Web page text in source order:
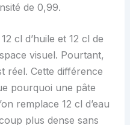
de 0,99.
cl d’huile et 12 cl de
visuel. Pourtant,
réel. Cette différence
pourquoi une pâte
remplace 12 cl d’eau
plus dense sans